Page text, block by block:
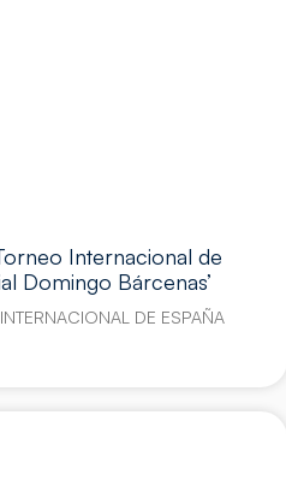
Internacional de
Domingo Bárcenas’
DE ESPAÑA